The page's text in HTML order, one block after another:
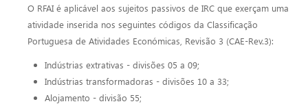
O RFAI é aplicável aos sujeitos passivos de IRC que exerçam uma
atividade inserida nos seguintes códigos da Classificação
Portuguesa de Atividades Económicas, Revisão 3 (CAE-Rev.3):
Indústrias extrativas - divisões 05 a 09;
Indústrias transformadoras - divisões 10 a 33;
Alojamento - divisão 55;